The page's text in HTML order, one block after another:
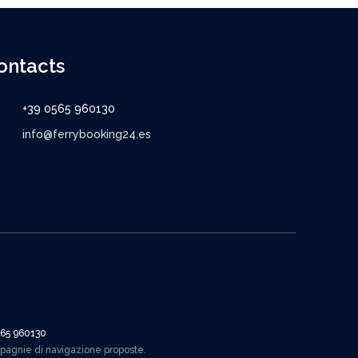
+39 0565 960130
info@ferrybooking24.es
960130
di navigazione proposte.